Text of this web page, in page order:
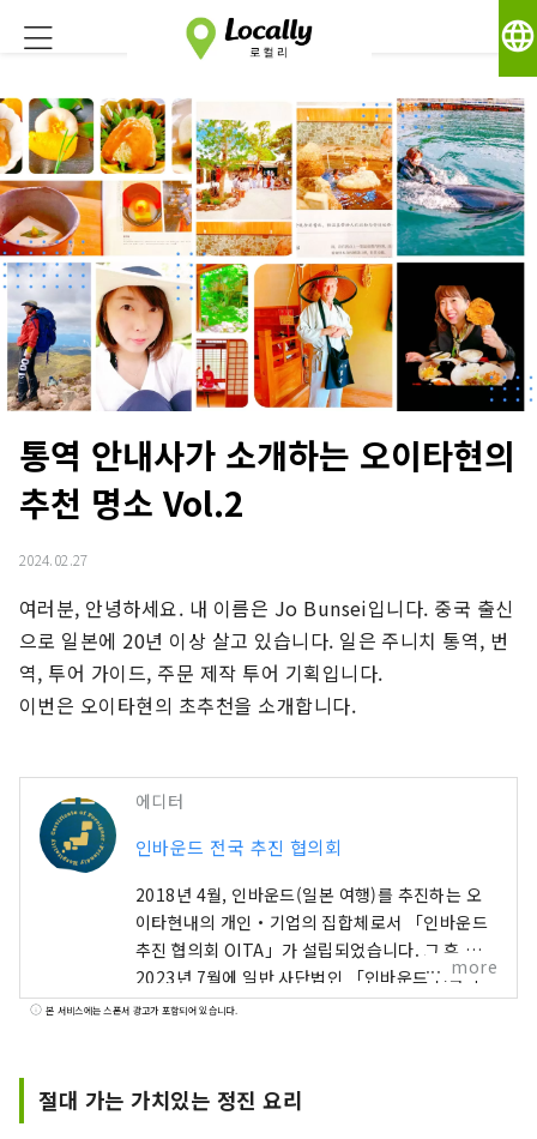
language
통역 안내사가 소개하는 오이타현의
추천 명소 Vol.2
2024.02.27
여러분, 안녕하세요. 내 이름은 Jo Bunsei입니다. 중국 출신
으로 일본에 20년 이상 살고 있습니다. 일은 주니치 통역, 번
역, 투어 가이드, 주문 제작 투어 기획입니다.
이번은 오이타현의 초추천을 소개합니다.
에디터
인바운드 전국 추진 협의회
2018년 4월, 인바운드(일본 여행)를 추진하는 오
이타현내의 개인・기업의 집합체로서 「인바운드
추진 협의회 OITA」가 설립되었습니다. 그 후,
2023년 7월에 일반 사단법인 「인바운드 전국 추
진 협의회」라고 개조·개칭해, 관광 산업에 있어서
「수입 환경의 정비」의 해결을 향해, 그 구체적인
방책에 근거한 다양한 사업에 대해 전국을 대상으
more
본 서비스에는 스폰서 광고가 포함되어 있습니다.
절대 가는 가치있는 정진 요리